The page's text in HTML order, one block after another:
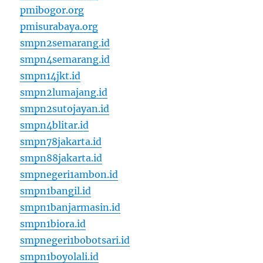
pmibogor.org
pmisurabaya.org
smpn2semarang.id
smpn4semarang.id
smpn14jkt.id
smpn2lumajang.id
smpn2sutojayan.id
smpn4blitar.id
smpn78jakarta.id
smpn88jakarta.id
smpnegeri1ambon.id
smpn1bangil.id
smpn1banjarmasin.id
smpn1biora.id
smpnegeri1bobotsari.id
smpn1boyolali.id